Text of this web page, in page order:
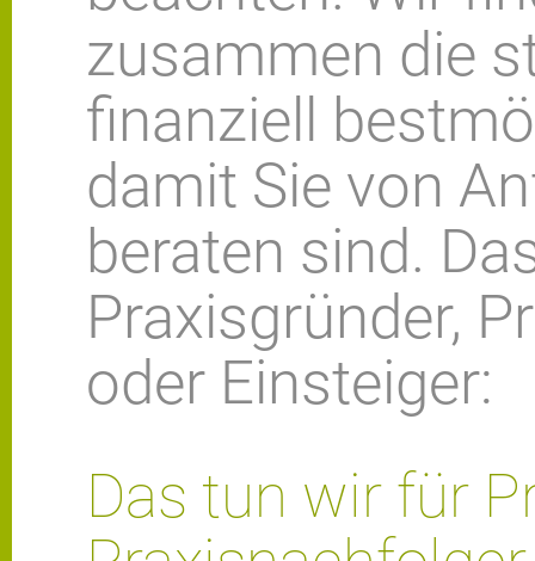
zusammen die
finanziell
damit Sie von
beraten sind.
Praxisgründer,
oder Einsteiger:
Das tun wir für